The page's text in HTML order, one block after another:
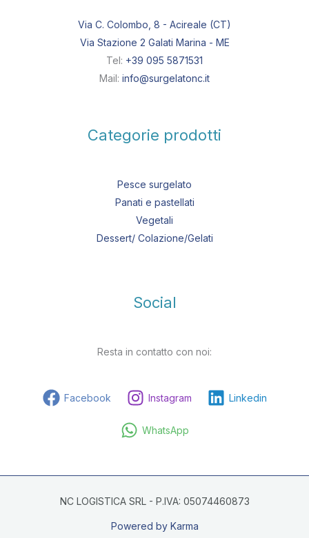
Via C. Colombo, 8 - Acireale (CT)
Via Stazione 2 Galati Marina - ME
Tel: +39 095 5871531
Mail: info@surgelatonc.it
Categorie prodotti
Pesce surgelato
Panati e pastellati
Vegetali
Dessert/ Colazione/Gelati
Social
Resta in contatto con noi:
Facebook Instagram Linkedin
WhatsApp
NC LOGISTICA SRL - P.IVA: 05074460873
Powered by Karma